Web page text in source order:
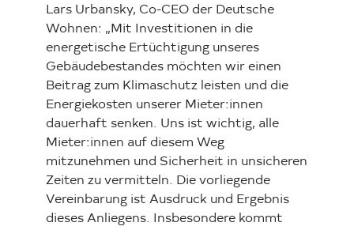
Lars Urbansky, Co-CEO der Deutsche
Wohnen: „Mit Investitionen in die
energetische Ertüchtigung unseres
Gebäudebestandes möchten wir einen
Beitrag zum Klimaschutz leisten und die
Energiekosten unserer Mieter:innen
dauerhaft senken. Uns ist wichtig, alle
Mieter:innen auf diesem Weg
mitzunehmen und Sicherheit in unsicheren
Zeiten zu vermitteln. Die vorliegende
Vereinbarung ist Ausdruck und Ergebnis
dieses Anliegens. Insbesondere kommt